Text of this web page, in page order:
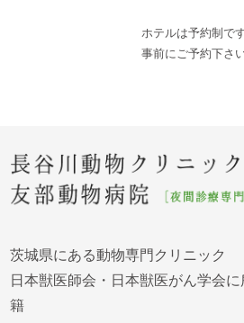
ホテルは予約制です
事前にご予約下さい
茨城県にある動物専門クリニック
日本獣医師会・日本獣医がん学会
籍